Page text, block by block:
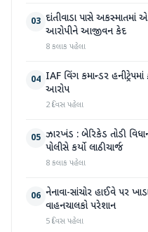
03 દાંતીવાડા પાસે અકસ્માતમાં
આરોપીને આજીવન કેદ
8 કલાક પહેલા
04 IAF વિંગ કમાન્ડર
આરોપ
2 દિવસ પહેલા
05 ઝારખંડ : બેરિકેડ તોડી
પોલીસે કર્યો લાઠીચાર્જ
8 કલાક પહેલા
06 નેનાવા-સાંચોર હાઈવે પર
વાહનચાલકો પરેશાન
5 દિવસ પહેલા